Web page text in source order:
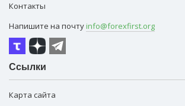
Контакты
Напишите на почту info@forexfirst.org
Ссылки
Карта сайта